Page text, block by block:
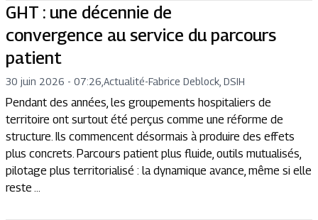
GHT : une décennie de
convergence au service du parcours
patient
30 juin 2026 - 07:26 Actualité-Fabrice Deblock, DSIH
Pendant des années, les groupements hospitaliers de
territoire ont surtout été perçus comme une réforme de
structure. Ils commencent désormais à produire des effets
plus concrets. Parcours patient plus fluide, outils mutualisés,
pilotage plus territorialisé : la dynamique avance, même si elle
reste ...